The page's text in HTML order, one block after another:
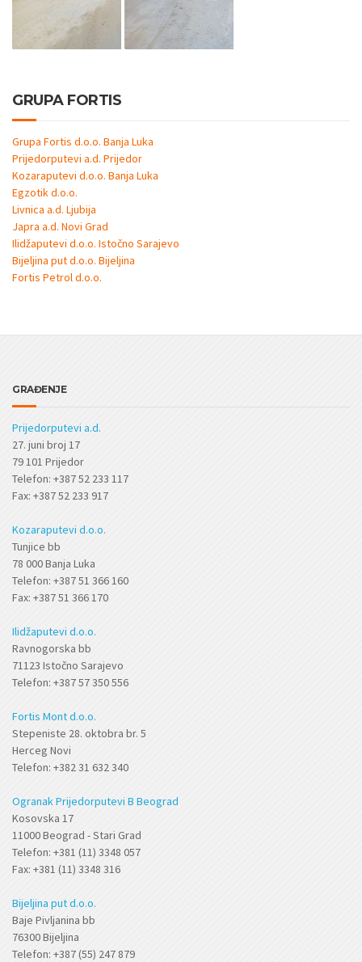
GRUPA FORTIS
Grupa Fortis d.o.o. Banja Luka
Prijedorputevi a.d. Prijedor
Kozaraputevi d.o.o. Banja Luka
Egzotik d.o.o.
Livnica a.d. Ljubija
Japra a.d. Novi Grad
Ilidžaputevi d.o.o. Istočno Sarajevo
Bijeljina put d.o.o. Bijeljina
Fortis Petrol d.o.o.
GRAĐENJE
Prijedorputevi a.d.
27. juni broj 17
79 101 Prijedor
Telefon: +387 52 233 117
Fax: +387 52 233 917
Kozaraputevi d.o.o.
Tunjice bb
78 000 Banja Luka
Telefon: +387 51 366 160
Fax: +387 51 366 170
Ilidžaputevi d.o.o.
Ravnogorska bb
71123 Istočno Sarajevo
Telefon: +387 57 350 556
Fortis Mont d.o.o.
Stepeniste 28. oktobra br. 5
Herceg Novi
Telefon: +382 31 632 340
Ogranak Prijedorputevi B Beograd
Kosovska 17
11000 Beograd - Stari Grad
Telefon: +381 (11) 3348 057
Fax: +381 (11) 3348 316
Bijeljina put d.o.o.
Baje Pivljanina bb
76300 Bijeljina
Telefon: +387 (55) 247 879